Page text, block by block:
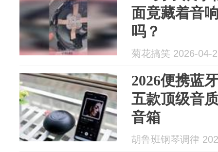
面竟藏着音
吗？
菊花搞笑 2026-04-
2026便携蓝
五款顶级音
音箱
胡鲁班钢琴调律